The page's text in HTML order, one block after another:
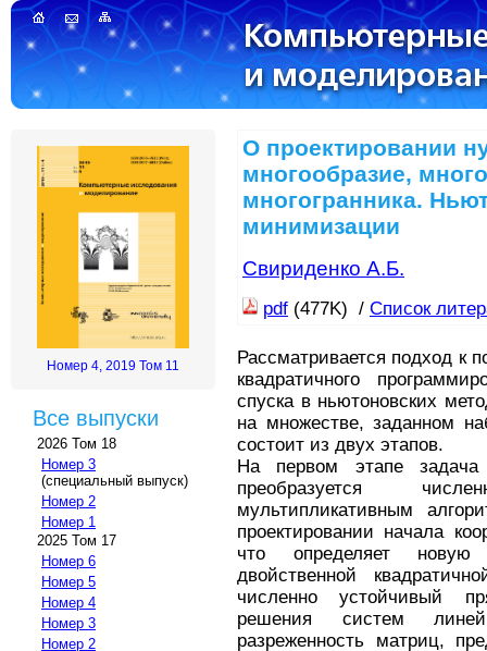
Номер 4, 2019 Том 11
Все выпуски
2026 Том 18
Номер 3
(специальный выпуск)
Номер 2
Номер 1
2025 Том 17
Номер 6
Номер 5
Номер 4
Номер 3
Номер 2
О проектировании
многообразие,
многогранника.
минимизации
Свириденко А.Б.
pdf (477K) / Список
Рассматривается подход к
квадратичного
спуска в ньютоновских
на множестве, заданном
состоит из двух этапов.
На первом этапе задача
преобразуется
мультипликативным
проектировании начала
что определяет новую
двойственной
численно устойчивый
решения систем
разреженность матриц,